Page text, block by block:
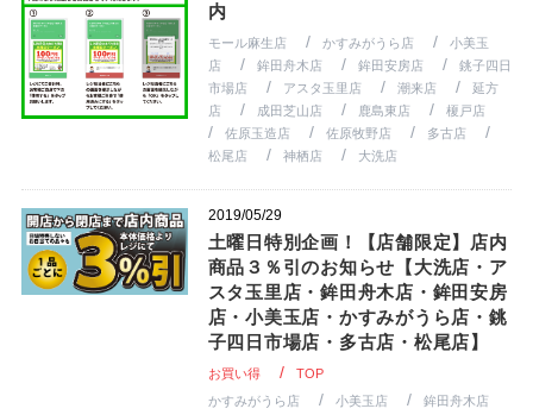
内
モール麻生店 かすみがうら店
小美玉
店
鉾田舟木店 鉾田安房店
銚子四日
市場店
アスタ玉里店 潮来店
延方
店
成田芝山店 鹿島東店
榎戸店
佐原玉造店
佐原牧野店
多古店
松尾店
神栖店 大洗店
2019/05/29
土曜日特別企画！【店舗限定】店内
商品３％引のお知らせ【大洗店・ア
スタ玉里店・鉾田舟木店・鉾田安房
店・小美玉店・かすみがうら店・銚
子四日市場店・多古店・松尾店】
お買い得
TOP
かすみがうら店
小美玉店
鉾田舟木店